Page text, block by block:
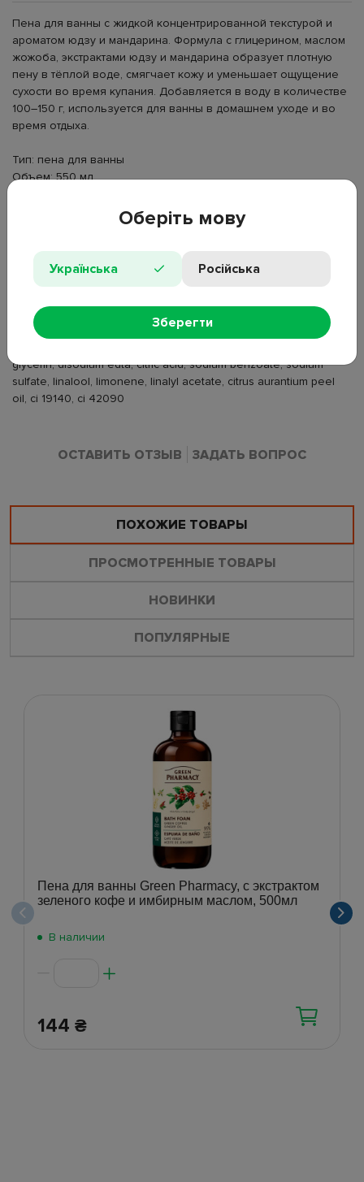
Пена для ванны с жидкой концентрированной текстурой и
ароматом юдзу и мандарина. Формула с глицерином, маслом
жожоба, экстрактами юдзу и мандарина образует плотную
пену в тёплой воде, смягчает кожу и уменьшает ощущение
сухости во время купания. Добавляется в воду в количестве
100–150 г, используется для ванны в домашнем уходе и во
время отдыха.
Тип: пена для ванны
Объем: 550 мл
Эффект: увлажнение, ароматизация, расслабление
Тип кожи: нормальная, сухая, комбинированная, жирная,
Особенности: vegan friendly, не тестируется на животных
rapeseedamide, cocamidopropyl betaine, simmondsia chinensis
seed oil, citrus nobilis fruit extract, citrus junos fruit extract, parfum,
glycerin, disodium edta, citric acid, sodium benzoate, sodium
sulfate, linalool, limonene, linalyl acetate, citrus aurantium peel
oil, ci 19140, ci 42090
ОСТАВИТЬ ОТЗЫВ ЗАДАТЬ ВОПРОС
ПОХОЖИЕ ТОВАРЫ
ПРОСМОТРЕННЫЕ ТОВАРЫ
НОВИНКИ
ПОПУЛЯРНЫЕ
Пена для ванны Green Pharmacy, с экстрактом
зеленого кофе и имбирным маслом, 500мл
В наличии
144 ₴
Оберіть мову
Українська Російська
Зберегти